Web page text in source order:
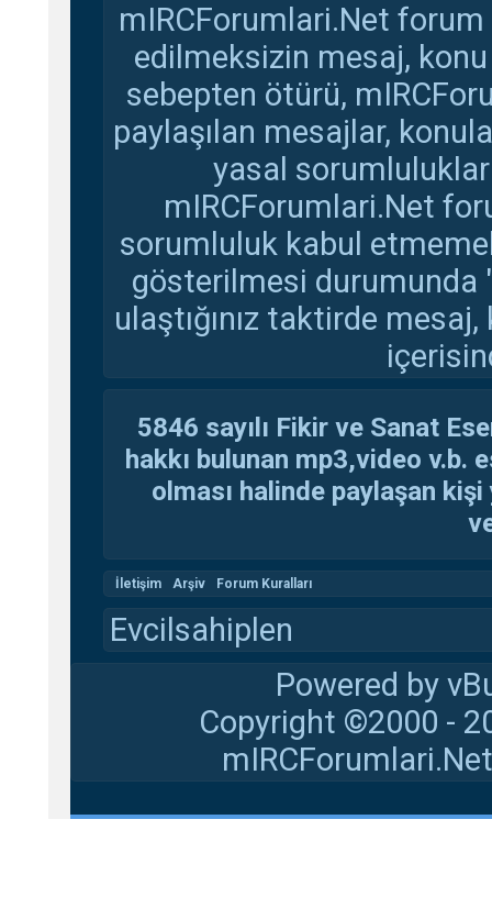
mIRCForumlari.Net
edilmeksizin mesaj,
sebepten ötürü,
paylaşılan mesajlar,
yasal
mIRCForumlari.Net
sorumluluk kabul
gösterilmesi durumunda
ulaştığınız taktirde
5846 sayılı Fikir ve Sanat
hakkı bulunan mp3,video v.b.
olması halinde paylaşan
İletişim Arşiv Forum Kuralları
Evcilsahiplen
Powered by
Copyright ©2000 -